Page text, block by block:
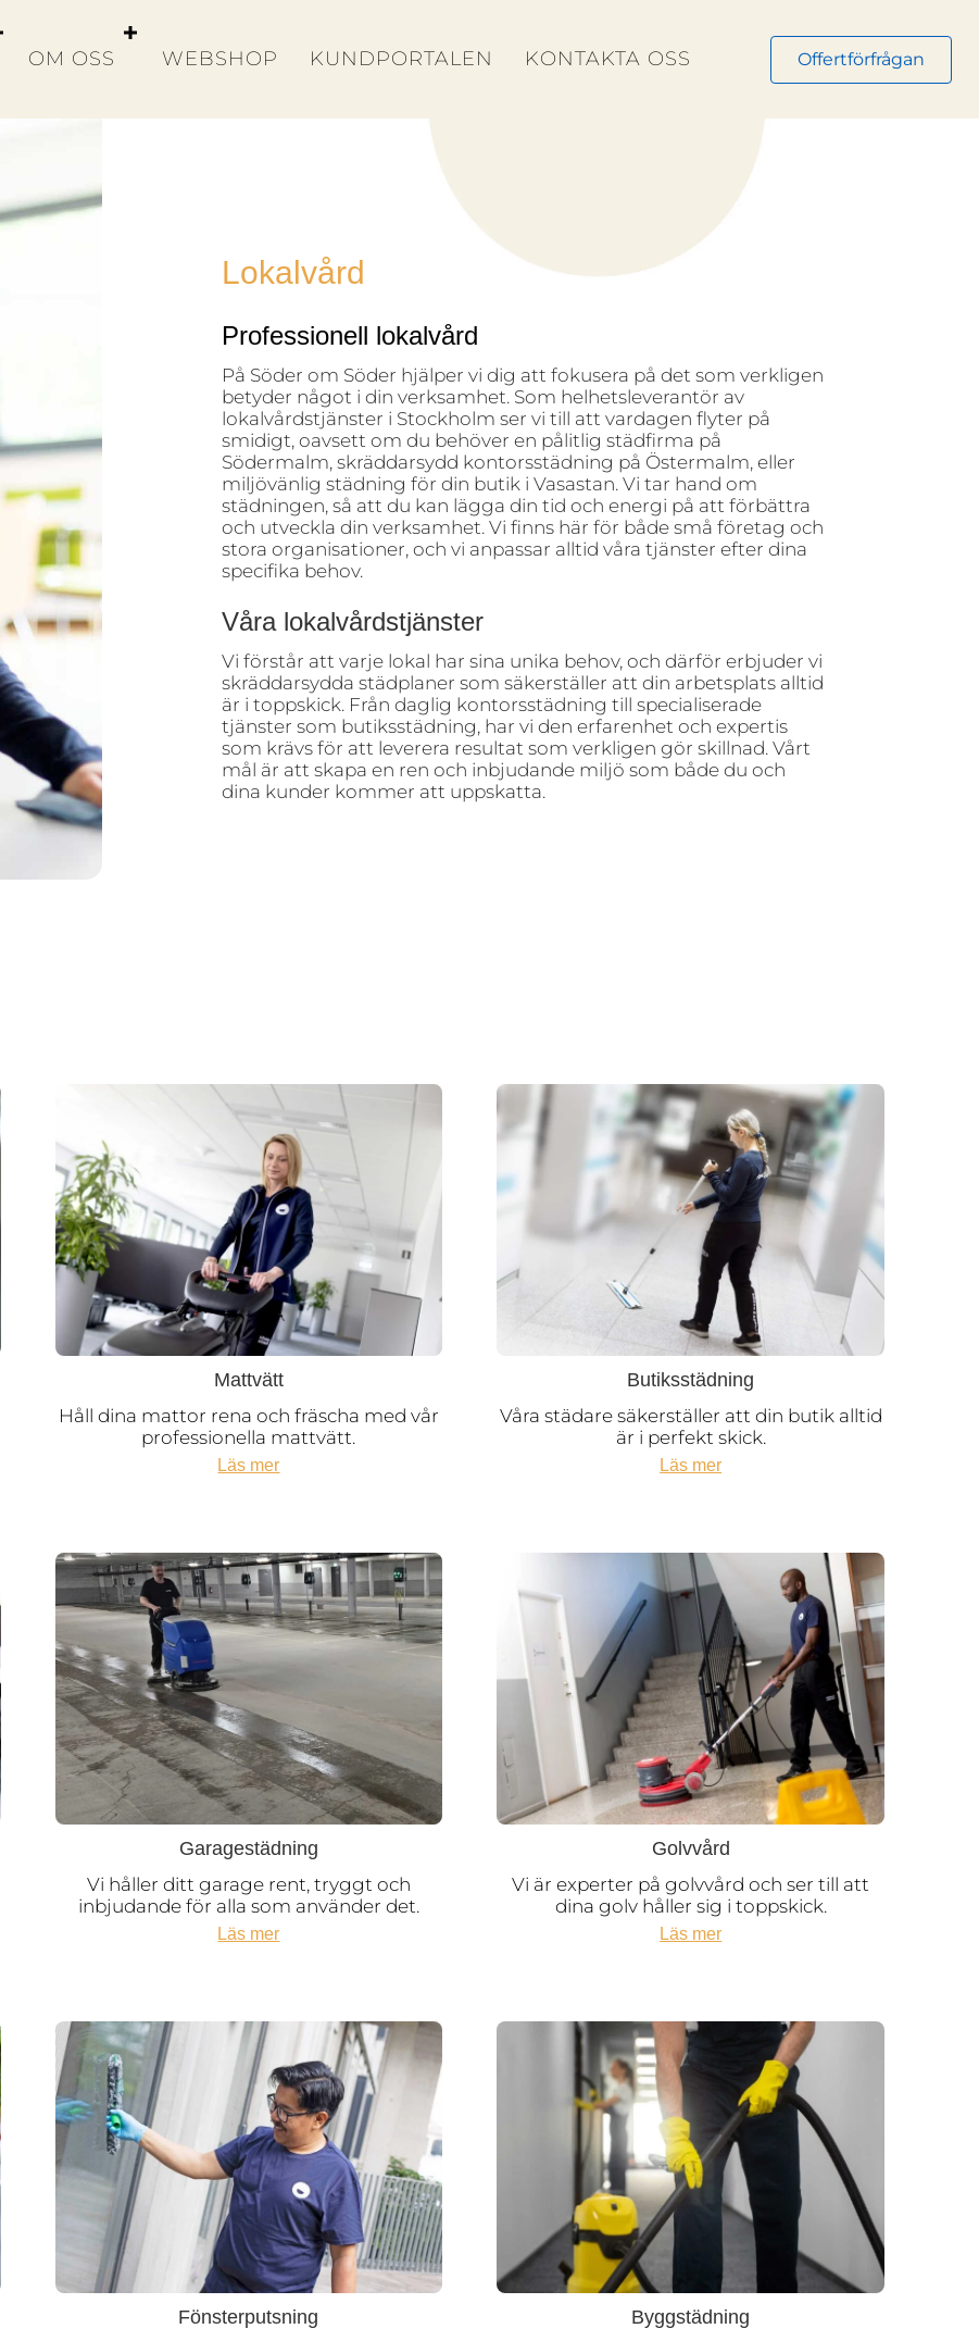
OM OSS WEBSHOP KUNDPORTALEN KONTAKTA OSS Offertförfrågan
Lokalvård
Professionell lokalvård
På Söder om Söder hjälper vi dig att fokusera på det som verkligen
betyder något i din verksamhet. Som helhetsleverantör av
lokalvårdstjänster i Stockholm ser vi till att vardagen flyter på
smidigt, oavsett om du behöver en pålitlig städfirma på
Södermalm, skräddarsydd kontorsstädning på Östermalm, eller
miljövänlig städning för din butik i Vasastan. Vi tar hand om
städningen, så att du kan lägga din tid och energi på att förbättra
och utveckla din verksamhet. Vi finns här för både små företag och
stora organisationer, och vi anpassar alltid våra tjänster efter dina
specifika behov.
Våra lokalvårdstjänster
Vi förstår att varje lokal har sina unika behov, och därför erbjuder vi
skräddarsydda städplaner som säkerställer att din arbetsplats alltid
är i toppskick. Från daglig kontorsstädning till specialiserade
tjänster som butiksstädning, har vi den erfarenhet och expertis
som krävs för att leverera resultat som verkligen gör skillnad. Vårt
mål är att skapa en ren och inbjudande miljö som både du och
dina kunder kommer att uppskatta.
Mattvätt
Håll dina mattor rena och fräscha med vår
professionella mattvätt.
Läs mer
Butiksstädning
Våra städare säkerställer att din butik alltid
är i perfekt skick.
Läs mer
Garagestädning
Vi håller ditt garage rent, tryggt och
inbjudande för alla som använder det.
Läs mer
Golvvård
Vi är experter på golvvård och ser till att
dina golv håller sig i toppskick.
Läs mer
Fönsterputsning
Byggstädning